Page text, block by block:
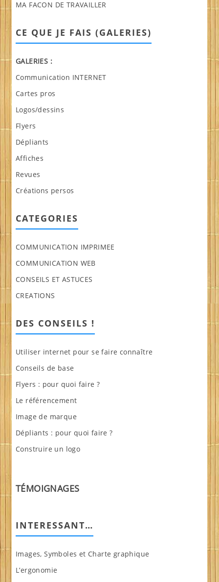
MA FACON DE TRAVAILLER
CE QUE JE FAIS (GALERIES)
GALERIES :
Communication INTERNET
Cartes pros
Logos/dessins
Flyers
Dépliants
Affiches
Revues
Créations persos
CATEGORIES
COMMUNICATION IMPRIMEE
COMMUNICATION WEB
CONSEILS ET ASTUCES
CREATIONS
DES CONSEILS !
Utiliser internet pour se faire connaître
Conseils de base
Flyers : pour quoi faire ?
Le référencement
Image de marque
Dépliants : pour quoi faire ?
Construire un logo
TÉMOIGNAGES
INTERESSANT…
Images, Symboles et Charte graphique
L’ergonomie